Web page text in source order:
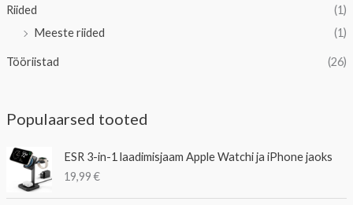
Riided
(1)
Meeste riided
(1)
Tööriistad (26)
Populaarsed tooted
ESR 3-in-1 laadimisjaam Apple Watchi ja iPhone jaoks
19,99€